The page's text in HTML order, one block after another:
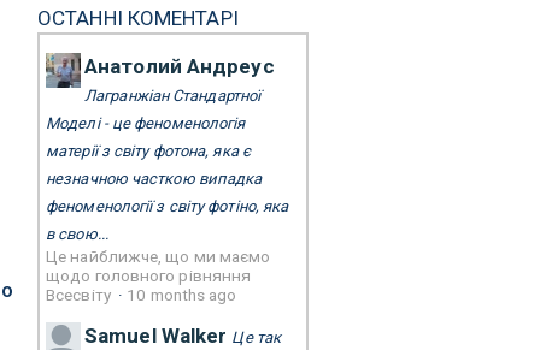
ОСТАННІ КОМЕНТАРІ
Анатолий Андреус
Лагранжіан Стандартної
Моделі - це феноменологія
матерії з світу фотона, яка є
незначною часткою випадка
феноменології з світу фотіно, яка
в свою...
Це найближче, що ми маємо
щодо головного рівняння
Всесвіту · 10 months ago
Samuel Walker Це так